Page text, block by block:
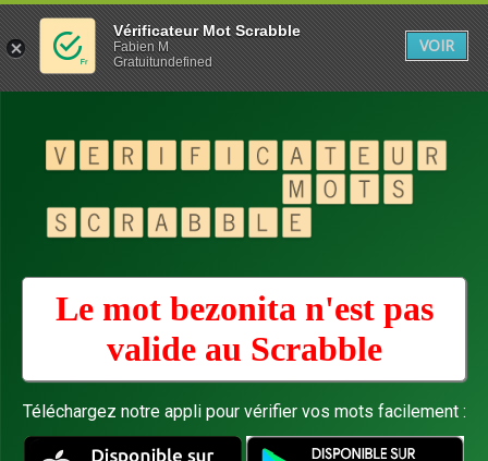
Le mot bezonita n'est pas
valide au Scrabble
Téléchargez notre appli pour vérifier vos mots facilement :
Vérificateur Mot Scrabble
Fabien M
Gratuitundefined
VOIR